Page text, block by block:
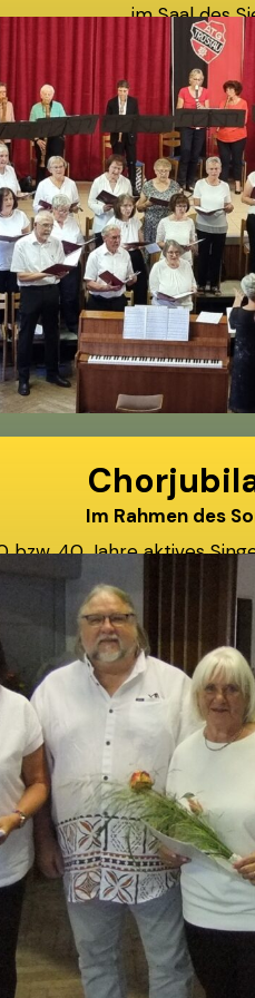
im Saal des
Im Rahmen des
bzw. 40 Jahre aktives